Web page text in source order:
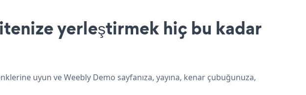
yerleştirmek hiç bu kadar
uyun ve Weebly Demo sayfanıza, yayına, kenar çubuğunuza,